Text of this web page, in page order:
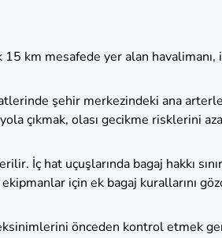
km mesafede yer alan havalimanı,
şehir merkezindeki ana
çıkmak, olası gecikme risklerini
İç hat uçuşlarında bagaj hakkı
için ek bagaj kurallarını
önceden kontrol etmek